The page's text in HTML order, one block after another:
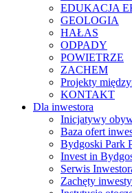
EDUKACJA
GEOLOGIA
HAŁAS
ODPADY
POWIETRZE
ZACHEM
Projekty
KONTAKT
Dla inwestora
Inicjatywy
Baza ofert
Bydgoski Park
Invest in
Serwis
Zachęty